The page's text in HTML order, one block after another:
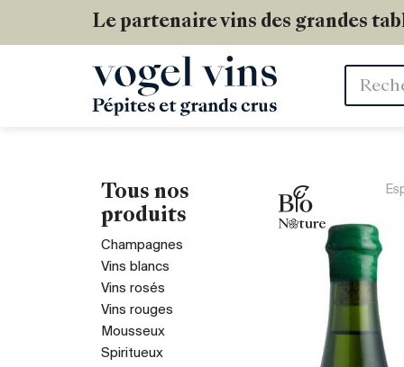
Le partenaire vins des grandes
Mots
Tous nos
produits
Champagnes
Vins blancs
Vins rosés
Vins rouges
Mousseux
Spiritueux